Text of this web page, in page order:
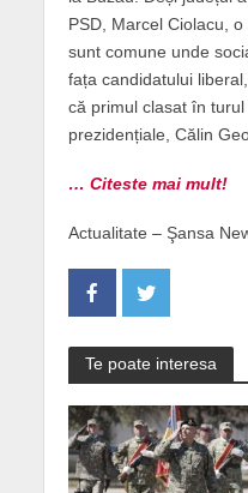
PSD, Marcel Ciolacu,
sunt comune unde
fața candidatului
că primul clasat în
prezidențiale, Călin
… Citeste mai mult!
Actualitate – Şansa
Te poate interesa